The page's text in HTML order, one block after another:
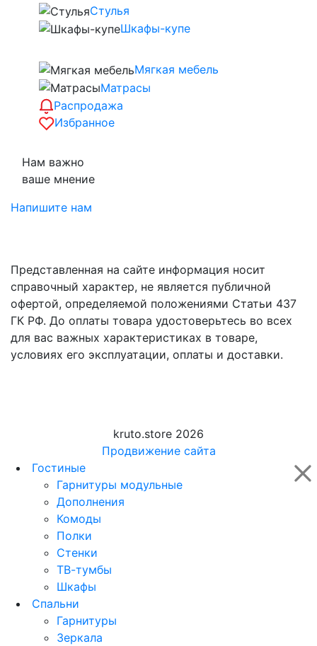
Стулья
Шкафы-купе
Мягкая мебель
Матрасы
Распродажа
Избранное
Нам важно
ваше мнение
Напишите нам
Представленная на сайте информация носит
справочный характер, не является публичной
офертой, определяемой положениями Статьи 437
ГК РФ. До оплаты товара удостоверьтесь во всех
для вас важных характеристиках в товаре,
условиях его эксплуатации, оплаты и доставки.
kruto.store 2026
Продвижение сайта
Гостиные
Гарнитуры модульные
Дополнения
Комоды
Полки
Стенки
ТВ-тумбы
Шкафы
Спальни
Гарнитуры
Зеркала